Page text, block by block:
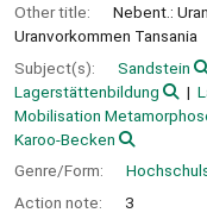
Other title:
Nebent.:
Uranvorkommen Tansania
Subject(s):
Sandstein
Lagerstättenbildung
Mobilisation
Karoo-Becken
Genre/Form:
Action note:
3